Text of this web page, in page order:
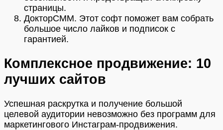
страницы.
ДокторСММ. Этот софт поможет вам собрать
большое число лайков и подписок с
гарантией.
Комплексное продвижение: 10
лучших сайтов
Успешная раскрутка и получение большой
целевой аудитории невозможно без программ для
маркетингового Инстаграм-продвижения.